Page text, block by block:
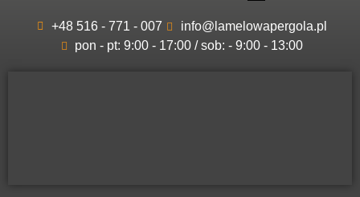
+48 516 - 771 - 007
info@lamelowapergola.pl
pon - pt: 9:00 - 17:00 / sob: - 9:00 - 13:00